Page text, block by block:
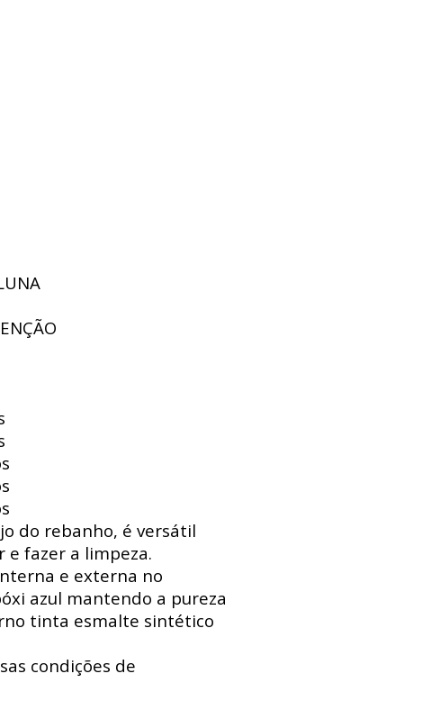
do rebanho, é versátil
e fazer a limpeza.
e externa no
azul mantendo a pureza
tinta esmalte sintético
condições de